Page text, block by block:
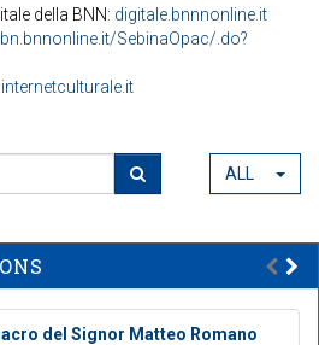
della BNN: digitale.bnnnonline.it
SebinaOpac/.do?
ALL
del Signor Matteo Romano